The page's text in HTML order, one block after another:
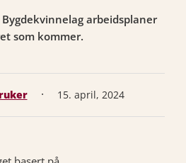
arbeidsplaner
som kommer.
· 15. april, 2024